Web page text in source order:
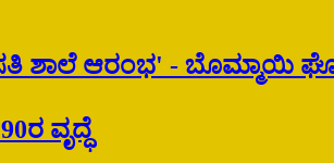
ಶಾಲೆ ಆರಂಭ' - ಬೊಮ್ಮಾಯಿ
ವೃದ್ಧೆ